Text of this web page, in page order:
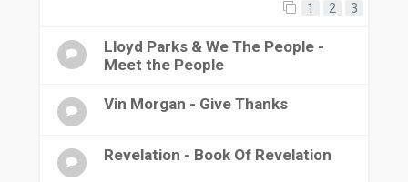
1 2 3
Lloyd Parks & We The People -
Meet the People
Vin Morgan - Give Thanks
Revelation - Book Of Revelation